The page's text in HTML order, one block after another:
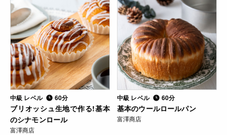
中級 レベル 60分
ブリオッシュ生地で作る!基本
のシナモンロール
富澤商店
中級 レベル 60分
基本のウールロールパン
富澤商店